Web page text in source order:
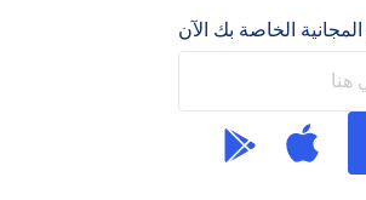
الخاصة بك الآن